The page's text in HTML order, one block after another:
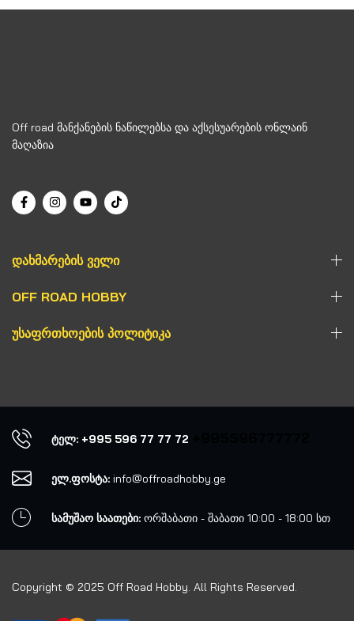
Off road მანქანების ნაწილებსა და აქსესუარების ონლაინ
მაღაზია
ᲓᲐᲮᲛᲐᲠᲔᲑᲘᲡ ᲕᲔᲚᲘ
OFF ROAD HOBBY
ᲣᲡᲐᲤᲠᲗᲮᲝᲔᲑᲘᲡ ᲞᲝᲚᲘᲢᲘᲙᲐ
ტელ: +995 596 77 77 72
ელ.ფოსტა: info@offroadhobby.ge
სამუშაო საათები: ორშაბათი - შაბათი 10:00 - 18:00 სთ
Copyright © 2025 Off Road Hobby. All Rights Reserved.